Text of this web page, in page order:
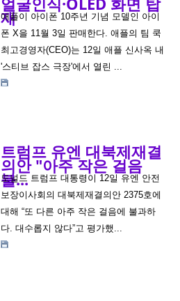
재
애플이 아이폰 10주년 기념 모델인 아이
폰 X을 11월 3일 판매한다. 애플의 팀 쿡
최고경영자(CEO)는 12일 애플 신사옥 내
'스티브 잡스 극장'에서 열린 ...
트럼프 유엔 대북제재결
의안 "아주 작은 걸음
불...
도널드 트럼프 대통령이 12일 유엔 안전
보장이사회의 대북제재결의안 2375호에
대해 “또 다른 아주 작은 걸음에 불과하
다. 대수롭지 않다”고 평가했...